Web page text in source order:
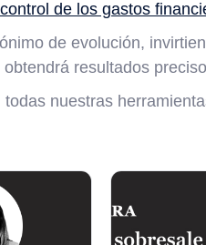
de los gastos
de evolución,
resultados
nuestras